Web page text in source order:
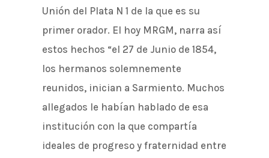
Unión del Plata N 1 de la que es su
primer orador. El hoy MRGM, narra así
estos hechos “el 27 de Junio de 1854,
los hermanos solemnemente
reunidos, inician a Sarmiento. Muchos
allegados le habían hablado de esa
institución con la que compartía
ideales de progreso y fraternidad entre